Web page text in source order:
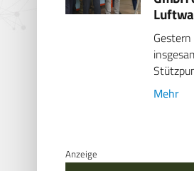
Mehr
Anzeige